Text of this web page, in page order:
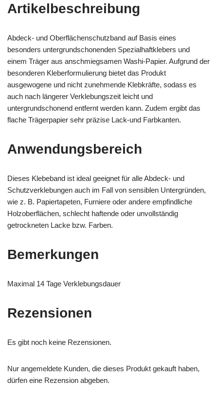
Artikelbeschreibung
Abdeck- und Oberflächenschutzband auf Basis eines
besonders untergrundschonenden Spezialhaftklebers und
einem Träger aus anschmiegsamen Washi-Papier. Aufgrund der
besonderen Kleberformulierung bietet das Produkt
ausgewogene und nicht zunehmende Klebkräfte, sodass es
auch nach längerer Verklebungszeit leicht und
untergrundschonend entfernt werden kann. Zudem ergibt das
flache Trägerpapier sehr präzise Lack-und Farbkanten.
Anwendungsbereich
Dieses Klebeband ist ideal geeignet für alle Abdeck- und
Schutzverklebungen auch im Fall von sensiblen Untergründen,
wie z. B. Papiertapeten, Furniere oder andere empfindliche
Holzoberflächen, schlecht haftende oder unvollständig
getrockneten Lacke bzw. Farben.
Bemerkungen
Maximal 14 Tage Verklebungsdauer
Rezensionen
Es gibt noch keine Rezensionen.
Nur angemeldete Kunden, die dieses Produkt gekauft haben,
dürfen eine Rezension abgeben.